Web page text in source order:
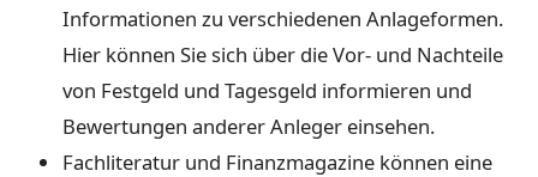
Informationen zu verschiedenen Anlageformen.
Hier können Sie sich über die Vor- und Nachteile
von Festgeld und Tagesgeld informieren und
Bewertungen anderer Anleger einsehen.
Fachliteratur und Finanzmagazine können eine